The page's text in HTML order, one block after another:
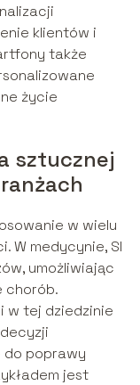
klientów i
także
życie
sztucznej
w wielu
W medycynie, SI
umożliwiając
chorób.
w tej dziedzinie
poprawy
jest